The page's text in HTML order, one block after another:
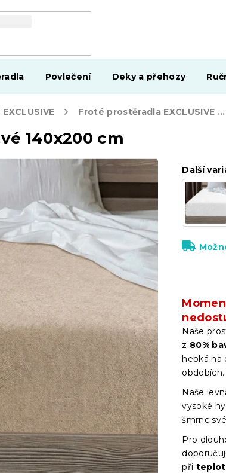
Povlečení Deky a přehozy
Froté prostěradla EXCLUSIVE 140 x 200 cm
140x200 cm
Další
Naše
z 80%
hebká na
obdobích.
Naše
vysoké
šmrnc
Pro
při